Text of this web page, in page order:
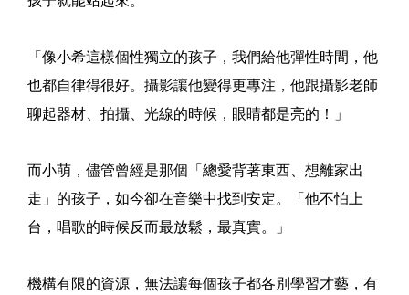
「像小希這樣個性獨立的孩子，我們給他彈性時間，他
也都自律得很好。攝影讓他變得更專注，他跟攝影老師
聊起器材、拍攝、光線的時候，眼睛都是亮的！」
而小萌，儘管曾經是那個「總愛背著東西、想離家出
走」的孩子，如今卻在音樂中找到安定。「他不怕上
台，唱歌的時候反而最放鬆，最真實。」
機構有限的資源，無法讓每個孩子都各別學習才藝，有